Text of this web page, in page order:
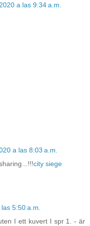
a las 9:34 a.m.
a las 8:03 a.m.
city siege
5:50 a.m.
I ett kuvert I spr 1. - är